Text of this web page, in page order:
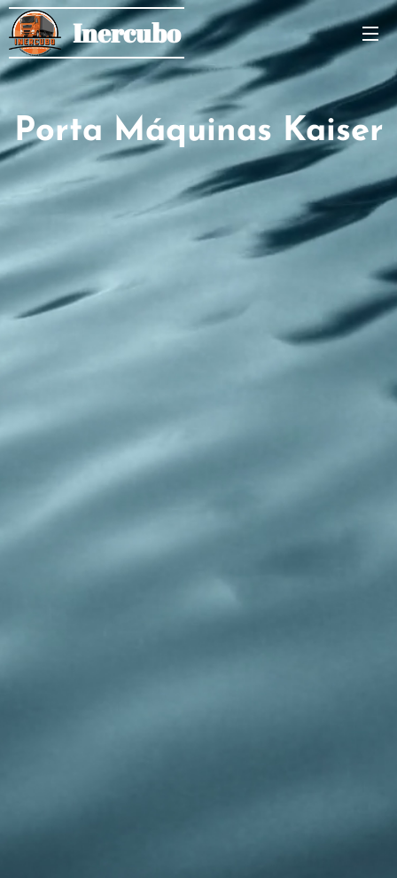
Inercubo
Porta Máquinas Kaiser